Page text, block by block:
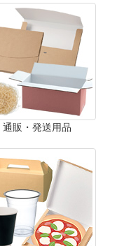
通販・発送用品